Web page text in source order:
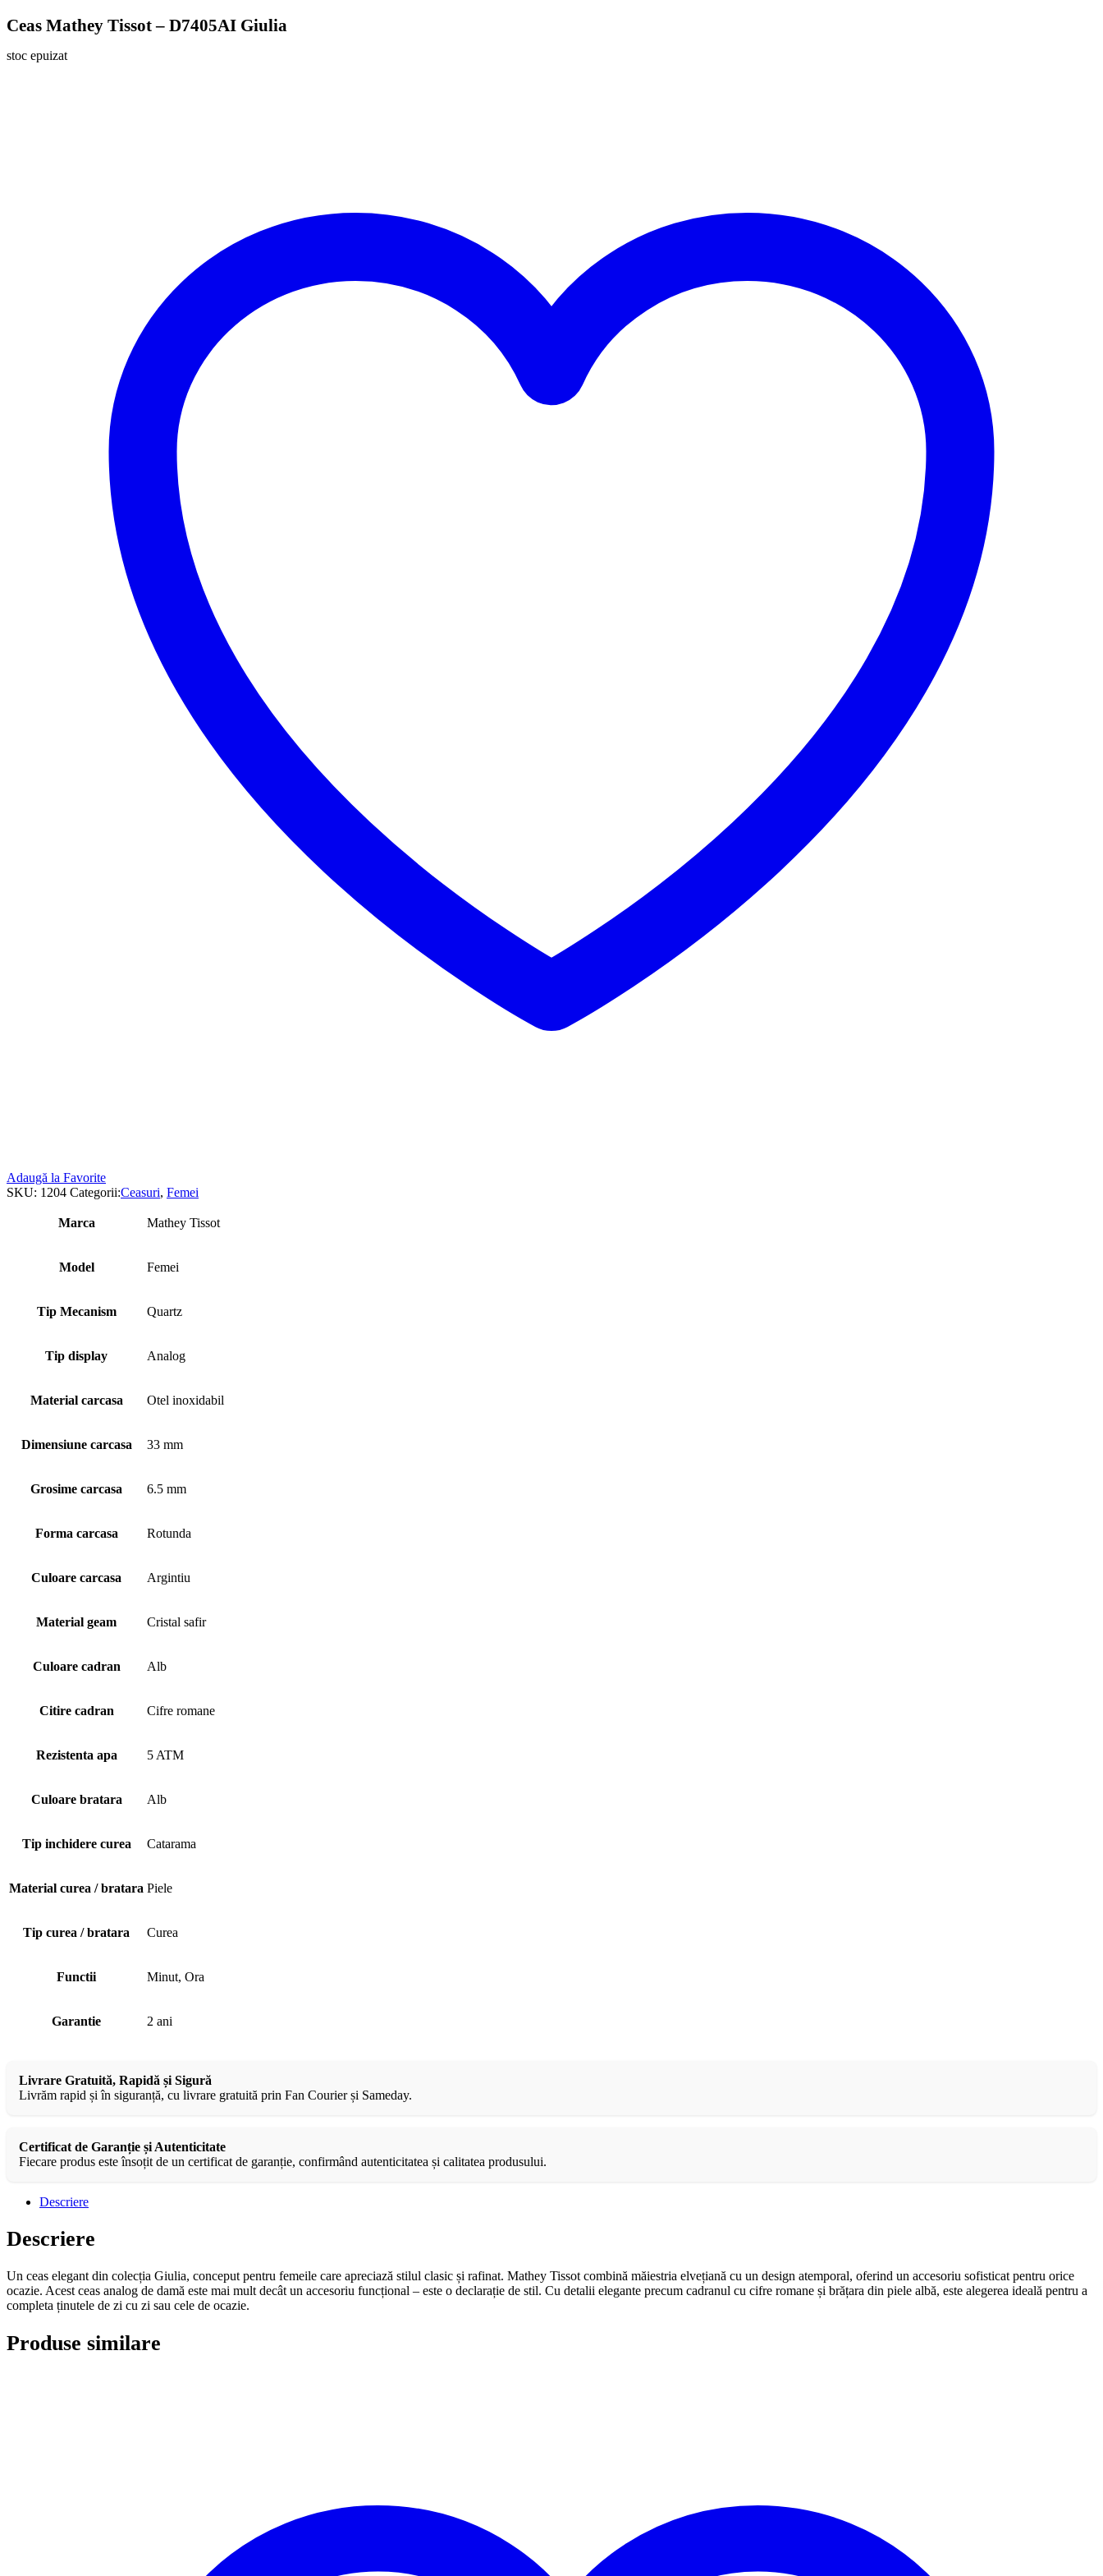
Ceas Mathey Tissot – D7405AI Giulia
stoc epuizat
Adaugă la Favorite
SKU: 1204 Categorii:Ceasuri, Femei
Marca Mathey Tissot
Model Femei
Tip Mecanism Quartz
Tip display Analog
Material carcasa Otel inoxidabil
Dimensiune carcasa 33 mm
Grosime carcasa 6.5 mm
Forma carcasa Rotunda
Culoare carcasa Argintiu
Material geam Cristal safir
Culoare cadran Alb
Citire cadran Cifre romane
Rezistenta apa 5 ATM
Culoare bratara Alb
Tip inchidere curea Catarama
Material curea / bratara Piele
Tip curea / bratara Curea
Functii Minut, Ora
Garantie 2 ani
Livrare Gratuită, Rapidă și Sigură
Livrăm rapid și în siguranță, cu livrare gratuită prin Fan Courier și Sameday.
Certificat de Garanție și Autenticitate
Fiecare produs este însoțit de un certificat de garanție, confirmând autenticitatea și calitatea produsului.
Descriere
Descriere
Un ceas elegant din colecția Giulia, conceput pentru femeile care apreciază stilul clasic și rafinat. Mathey Tissot combină măiestria elvețiană cu un design atemporal, oferind un accesoriu sofisticat pentru orice
ocazie. Acest ceas analog de damă este mai mult decât un accesoriu funcțional – este o declarație de stil. Cu detalii elegante precum cadranul cu cifre romane și brățara din piele albă, este alegerea ideală pentru a
completa ținutele de zi cu zi sau cele de ocazie.
Produse similare